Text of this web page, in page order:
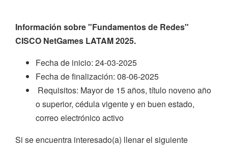
Información sobre "Fundamentos de Redes"
CISCO NetGames LATAM 2025.
Fecha de inicio: 24-03-2025
Fecha de finalización: 08-06-2025
Requisitos: Mayor de 15 años, título noveno año
o superior, cédula vigente y en buen estado,
correo electrónico activo
Si se encuentra interesado(a) llenar el siguiente